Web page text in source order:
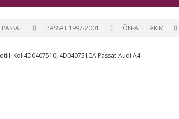
PASSAT PASSAT 1997-2001 ÖN-ALT TAKIM